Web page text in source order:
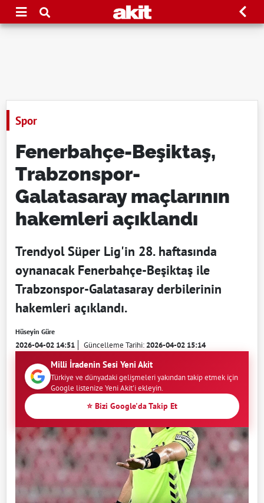
Spor
Fenerbahçe-Beşiktaş,
Trabzonspor-
Galatasaray maçlarının
hakemleri açıklandı
Trendyol Süper Lig'in 28. haftasında
oynanacak Fenerbahçe-Beşiktaş ile
Trabzonspor-Galatasaray derbilerinin
hakemleri açıklandı.
Hüseyin Güre
2026-04-02 14:51 Güncelleme Tarihi:2026-04-02 15:14
Milli İradenin Sesi Yeni Akit
Türkiye ve dünyadaki gelişmeleri yakından takip etmek için
Google listenize Yeni Akit'i ekleyin.
⭐ Bizi Google'da Takip Et